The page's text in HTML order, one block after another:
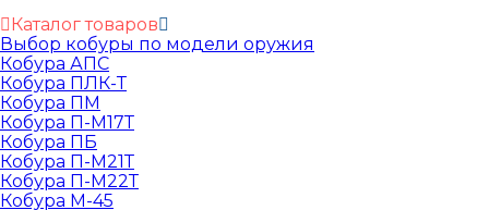
Каталог товаров
Выбор кобуры по модели оружия
Кобура АПС
Кобура ПЛК-Т
Кобура ПМ
Кобура П-М17Т
Кобура ПБ
Кобура П-М21Т
Кобура П-М22Т
Кобура М-45